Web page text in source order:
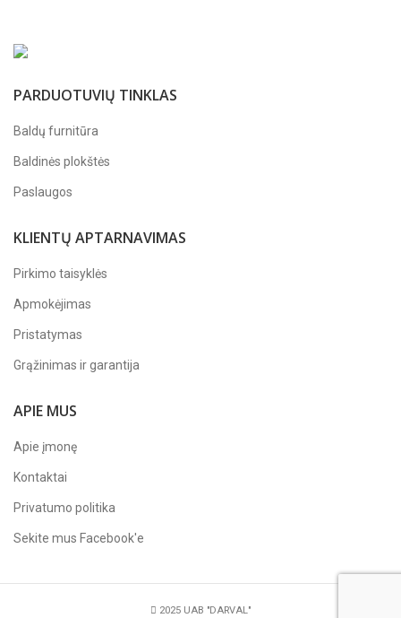
PARDUOTUVIŲ TINKLAS
Baldų furnitūra
Baldinės plokštės
Paslaugos
KLIENTŲ APTARNAVIMAS
Pirkimo taisyklės
Apmokėjimas
Pristatymas
Grąžinimas ir garantija
APIE MUS
Apie įmonę
Kontaktai
Privatumo politika
Sekite mus Facebook'e
2025 UAB "DARVAL"